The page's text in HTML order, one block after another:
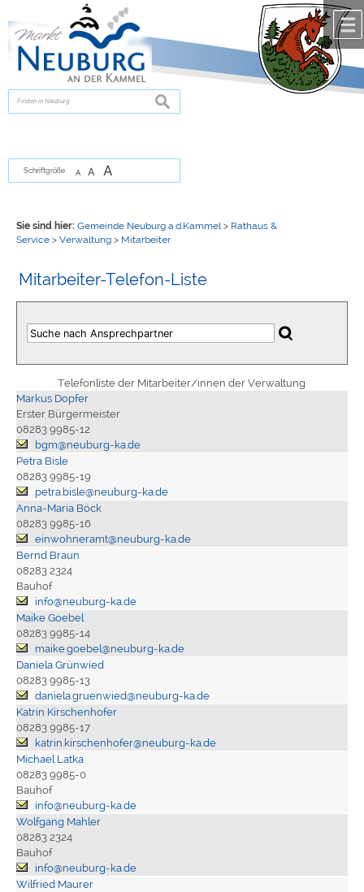
zur Navigationoder
springen.
suchen
Schriftgröße A A A
Sie sind hier: Gemeinde Neuburg a.d.Kammel > Rathaus &
Service> Verwaltung> Mitarbeiter
Mitarbeiter-Telefon-Liste
Telefonliste der Mitarbeiter/innen der Verwaltung
Markus Dopfer
Erster Bürgermeister
08283 9985-12
bgm@neuburg-ka.de
Petra Bisle
08283 9985-19
petra.bisle@neuburg-ka.de
Anna-Maria Böck
08283 9985-16
einwohneramt@neuburg-ka.de
Bernd Braun
08283 2324
Bauhof
info@neuburg-ka.de
Maike Goebel
08283 9985-14
maike.goebel@neuburg-ka.de
Daniela Grünwied
08283 9985-13
daniela.gruenwied@neuburg-ka.de
Katrin Kirschenhofer
08283 9985-17
katrin.kirschenhofer@neuburg-ka.de
Michael Latka
08283 9985-0
Bauhof
info@neuburg-ka.de
Wolfgang Mahler
08283 2324
Bauhof
info@neuburg-ka.de
Wilfried Maurer